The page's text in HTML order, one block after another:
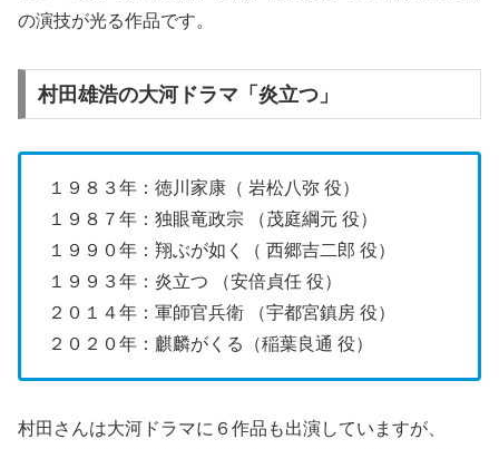
の演技が光る作品です。
村田雄浩の大河ドラマ「炎立つ」
１９８３年：徳川家康（ 岩松八弥 役）
１９８７年：独眼竜政宗 （茂庭綱元 役）
１９９０年：翔ぶが如く（ 西郷吉二郎 役）
１９９３年：炎立つ （安倍貞任 役）
２０１４年：軍師官兵衛 （宇都宮鎮房 役）
２０２０年：麒麟がくる（稲葉良通 役）
村田さんは大河ドラマに６作品も出演していますが、